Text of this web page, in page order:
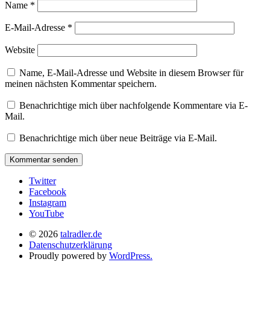
Name *
E-Mail-Adresse *
Website
Name, E-Mail-Adresse und Website in diesem Browser für
meinen nächsten Kommentar speichern.
Benachrichtige mich über nachfolgende Kommentare via E-
Mail.
Benachrichtige mich über neue Beiträge via E-Mail.
Twitter
Facebook
Instagram
YouTube
© 2026 talradler.de
Datenschutzerklärung
Proudly powered by WordPress.